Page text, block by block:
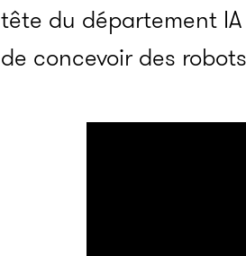
tête du département
de concevoir des